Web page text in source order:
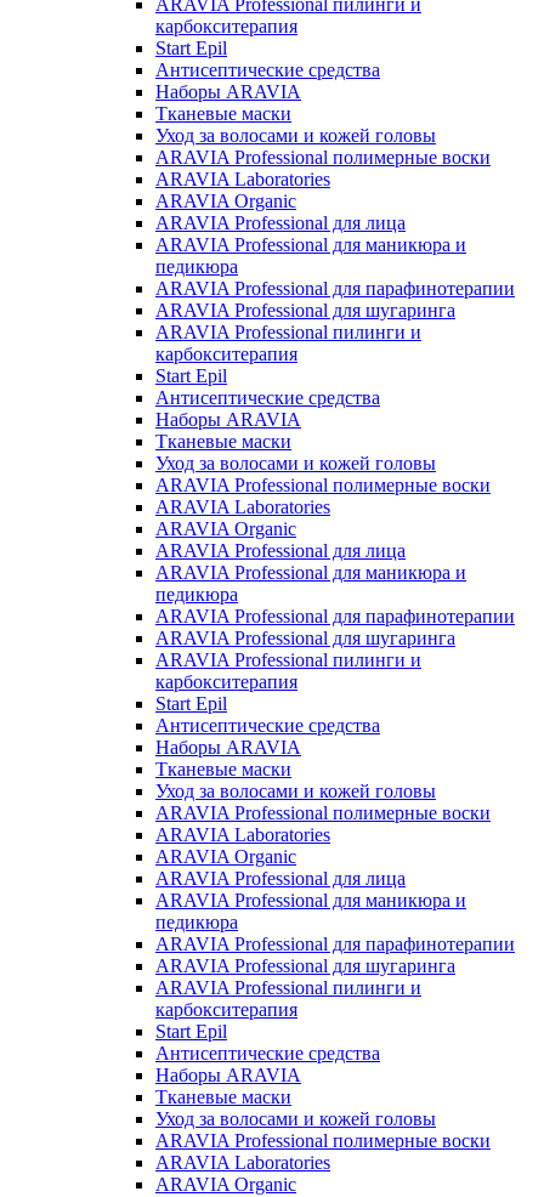
ARAVIA Professional пилинги и
карбокситерапия
Start Epil
Антисептические средства
Наборы ARAVIA
Тканевые маски
Уход за волосами и кожей головы
ARAVIA Professional полимерные воски
ARAVIA Laboratories
ARAVIA Organic
ARAVIA Professional для лица
ARAVIA Professional для маникюра и
педикюра
ARAVIA Professional для парафинотерапии
ARAVIA Professional для шугаринга
ARAVIA Professional пилинги и
карбокситерапия
Start Epil
Антисептические средства
Наборы ARAVIA
Тканевые маски
Уход за волосами и кожей головы
ARAVIA Professional полимерные воски
ARAVIA Laboratories
ARAVIA Organic
ARAVIA Professional для лица
ARAVIA Professional для маникюра и
педикюра
ARAVIA Professional для парафинотерапии
ARAVIA Professional для шугаринга
ARAVIA Professional пилинги и
карбокситерапия
Start Epil
Антисептические средства
Наборы ARAVIA
Тканевые маски
Уход за волосами и кожей головы
ARAVIA Professional полимерные воски
ARAVIA Laboratories
ARAVIA Organic
ARAVIA Professional для лица
ARAVIA Professional для маникюра и
педикюра
ARAVIA Professional для парафинотерапии
ARAVIA Professional для шугаринга
ARAVIA Professional пилинги и
карбокситерапия
Start Epil
Антисептические средства
Наборы ARAVIA
Тканевые маски
Уход за волосами и кожей головы
ARAVIA Professional полимерные воски
ARAVIA Laboratories
ARAVIA Organic